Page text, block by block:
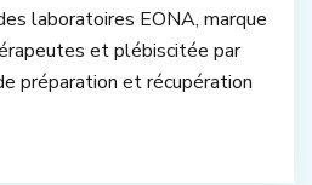
laboratoires EONA, marque
et plébiscitée par
préparation et récupération